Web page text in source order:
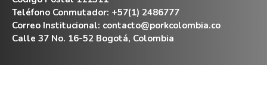
Teléfono Conmutador: +57(1) 2486777
Correo Institucional: contacto@porkcolombia.co
Calle 37 No. 16-52 Bogotá, Colombia